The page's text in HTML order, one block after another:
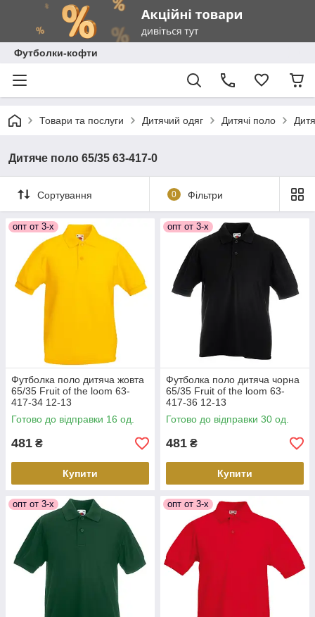
Футболки-кофти
Товари та послуги Дитячий одяг Дитячі поло
Дитяче поло 65/35 63-417-0
Сортування 0 Фільтри
опт от 3-х
Футболка поло дитяча жовта
65/35 Fruit of the loom 63-
417-34 12-13
Готово до відправки 16 од.
481 ₴
Купити
опт от 3-х
Футболка поло дитяча чорна
65/35 Fruit of the loom 63-
417-36 12-13
Готово до відправки 30 од.
481 ₴
Купити
опт от 3-х опт от 3-х